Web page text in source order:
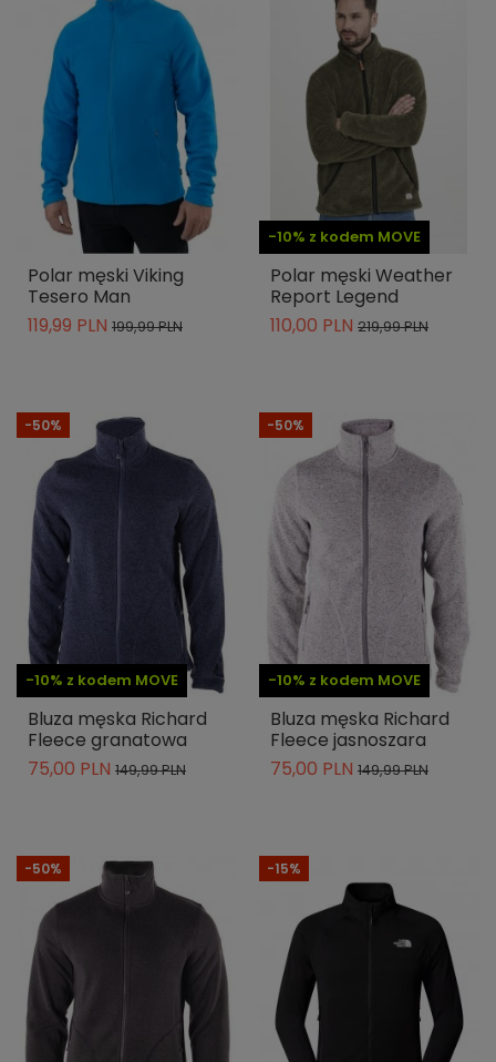
Polar męski Viking
Tesero Man
119,99 PLN 199,99 PLN
-10% z kodem MOVE
Polar męski Weather
Report Legend
110,00 PLN 219,99 PLN
-10% z kodem MOVE
-50%
Bluza męska Richard
Fleece granatowa
75,00 PLN 149,99 PLN
-10% z kodem MOVE
-50%
Bluza męska Richard
Fleece jasnoszara
75,00 PLN 149,99 PLN
-50% -15%